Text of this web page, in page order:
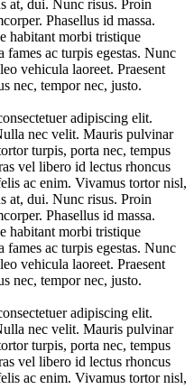
at, dui. Nunc risus. Proin
Phasellus id massa.
habitant morbi tristique
fames ac turpis egestas. Nunc
vehicula laoreet. Praesent
nec, tempor nec, justo.
adipiscing elit.
nec velit. Mauris pulvinar
turpis, porta nec, tempus
vel libero id lectus rhoncus
ac enim. Vivamus tortor nisl,
at, dui. Nunc risus. Proin
Phasellus id massa.
habitant morbi tristique
fames ac turpis egestas. Nunc
vehicula laoreet. Praesent
nec, tempor nec, justo.
adipiscing elit.
nec velit. Mauris pulvinar
turpis, porta nec, tempus
vel libero id lectus rhoncus
ac enim. Vivamus tortor nisl,